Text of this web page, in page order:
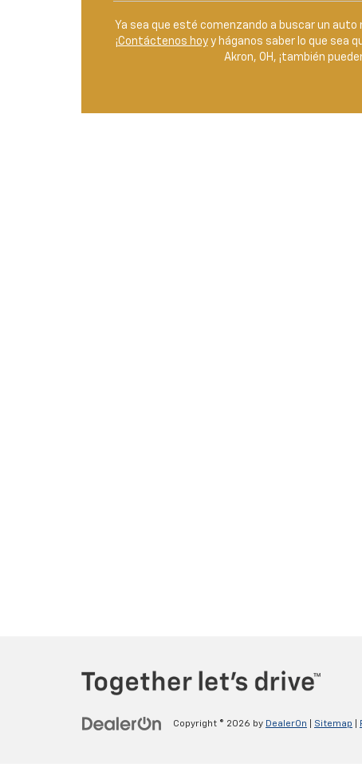
Ya sea que esté comenzando a buscar un auto
¡Contáctenos hoyy háganos saber lo que sea
Akron, OH, ¡también
Copyright © 2026 by DealerOn Sitemap